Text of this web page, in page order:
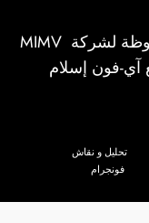
MIMV
آي-فون إسلام
تحليل و نقاش
فونجرام